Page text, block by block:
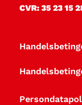
CVR: 35 23 15